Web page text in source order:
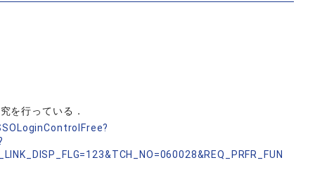
を行っている．